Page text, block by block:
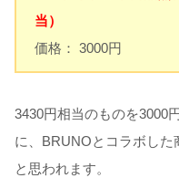
当）
価格： 3000円
3430円相当のものを3000
に、BRUNOとコラボし
と思われます。